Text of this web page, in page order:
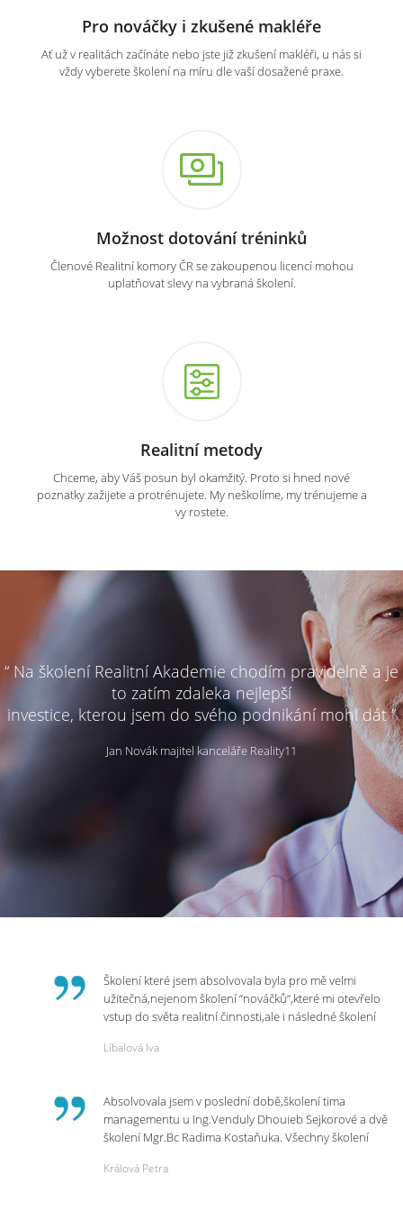
Pro nováčky i zkušené makléře
Ať už v realitách začínáte nebo jste již zkušení makléři, u nás si
vždy vyberete školení na míru dle vaší dosažené praxe.
Možnost dotování tréninků
Členové Realitní komory ČR se zakoupenou licencí mohou
uplatňovat slevy na vybraná školení.
Realitní metody
Chceme, aby Váš posun byl okamžitý. Proto si hned nové
poznatky zažijete a protrénujete. My neškolíme, my trénujeme a
vy rostete.
“ Na školení Realitní Akademie chodím pravidelně a je
to zatím zdaleka nejlepší
investice, kterou jsem do svého podnikání mohl dát ”
Jan Novák majitel kanceláře Reality11
Školení které jsem absolvovala byla pro mě velmi
užitečná,nejenom školení “nováčků“,které mi otevřelo
vstup do světa realitní činnosti,ale i následné školení
p.Vendulce která s nesmírnou lidskostí,přesto
potřebná školení,která Realitní Akademie umožňuje.
Líbalová Iva
Absolvovala jsem v poslední době,školení tima
managementu u Ing.Venduly Dhouieb Sejkorové a dvě
školení Mgr.Bc Radima Kostaňuka. Všechny školení
práci a na život.
Králová Petra